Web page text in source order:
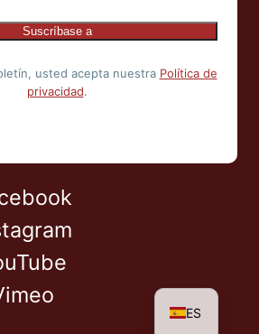
usted acepta nuestra Política de
privacidad.
ES
NL